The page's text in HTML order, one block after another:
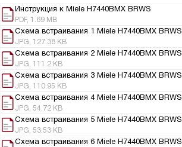
Инструкция к Miele H7440BMX BRWS
PDF, 1.69 MB
Схема встраивания 1 Miele H7440BMX BRWS
JPG, 127.38 KB
Схема встраивания 2 Miele H7440BMX BRWS
JPG, 111.2 KB
Схема встраивания 3 Miele H7440BMX BRWS
JPG, 110.95 KB
Схема встраивания 4 Miele H7440BMX BRWS
JPG, 54.72 KB
Схема встраивания 5 Miele H7440BMX BRWS
JPG, 53.53 KB
Схема встраивания 6 Miele H7440BMX BRWS